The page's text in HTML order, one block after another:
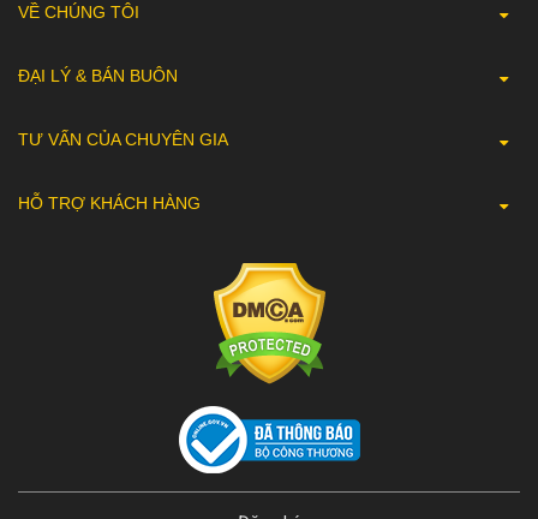
VỀ CHÚNG TÔI
ĐẠI LÝ & BÁN BUÔN
TƯ VẤN CỦA CHUYÊN GIA
HỖ TRỢ KHÁCH HÀNG